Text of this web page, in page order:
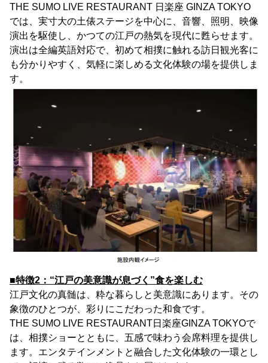
THE SUMO LIVE RESTAURANT 日楽座 GINZA TOKYO
では、実寸大の土俵ステージを中心に、音響、照明、映像
演出を駆使し、かつての江戸の熱気を現代に甦らせます。
演出は全編英語対応で、初めて相撲に触れる訪日観光客に
も分かりやすく、気軽に楽しめる文化体験の場を提供しま
す。
■特徴2：“江戸の美意識が息づく”食を楽しむ
江戸文化の真髄は、粋な暮らしと美意識にあります。その
象徴のひとつが、彩りにこだわった和食です。
THE SUMO LIVE RESTAURANT日楽座GINZA TOKYOで
は、相撲ショーとともに、五感で味わう会席料理を提供し
ます。エンタテインメントと融合した文化体験の一環とし